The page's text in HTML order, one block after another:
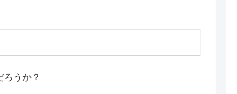
うか？